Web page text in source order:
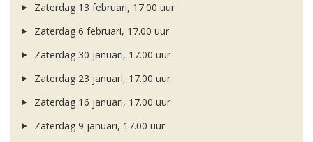
Zaterdag 13 februari, 17.00 uur
Zaterdag 6 februari, 17.00 uur
Zaterdag 30 januari, 17.00 uur
Zaterdag 23 januari, 17.00 uur
Zaterdag 16 januari, 17.00 uur
Zaterdag 9 januari, 17.00 uur